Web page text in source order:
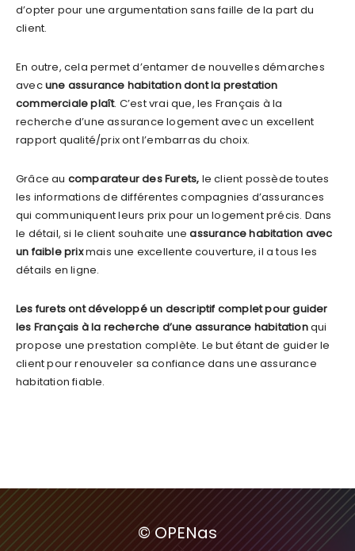
d’opter pour une argumentation sans faille de la part du
client.
En outre, cela permet d’entamer de nouvelles démarches
avecune assurance habitation dont la prestation
commerciale plaît. C’est vrai que, les Français à la
recherche d’une assurance logement avec un excellent
rapport qualité/prix ont l’embarras du choix.
Grâce au comparateur des Furets, le client possède toutes
les informations de différentes compagnies d’assurances
qui communiquent leurs prix pour un logement précis. Dans
le détail, si le client souhaite uneassurance habitation avec
un faible prixmais une excellente couverture, il a tous les
détails en ligne.
Les furets ont développé un descriptif complet pour guider
les Français à la recherche d’une assurance habitationqui
propose une prestation complète. Le but étant de guider le
client pour renouveler sa confiance dans une assurance
habitation fiable.
© OPENas